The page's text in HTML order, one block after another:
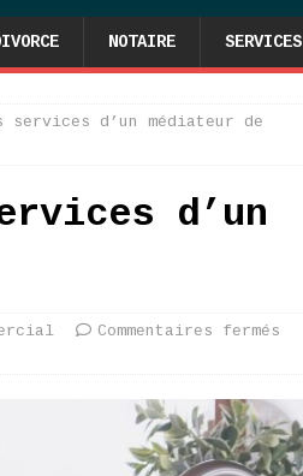
NOTAIRE SERVICES
services d’un médiateur de
d’un
Commentaires fermés